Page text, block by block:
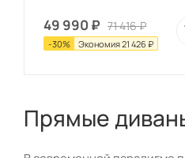
49 990 ₽ 71 416₽
-30% Экономия21 426 ₽
Прямые